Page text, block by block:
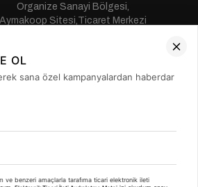
Organize Sanayi Bölgesi,
Aymakoop Sitesi,Ticaret Merkezi
441 55 77
OL
sana özel kampanyalardan haberdar
ve benzeri amaçlarla tarafıma ticari elektronik ileti